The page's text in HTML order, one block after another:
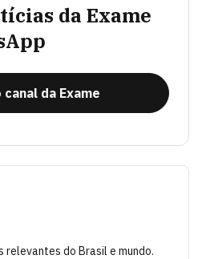
da Exame
canal da Exame
relevantes do Brasil e mundo.